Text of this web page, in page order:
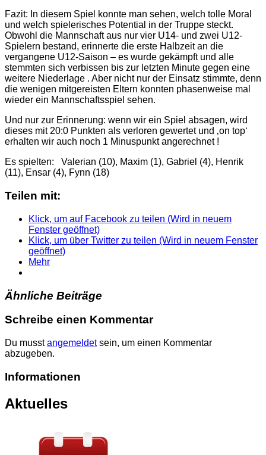
Fazit: In diesem Spiel konnte man sehen, welch tolle Moral
und welch spielerisches Potential in der Truppe steckt.
Obwohl die Mannschaft aus nur vier U14- und zwei U12-
Spielern bestand, erinnerte die erste Halbzeit an die
vergangene U12-Saison – es wurde gekämpft und alle
stemmten sich verbissen bis zur letzten Minute gegen eine
weitere Niederlage . Aber nicht nur der Einsatz stimmte, denn
die wenigen mitgereisten Eltern konnten phasenweise mal
wieder ein Mannschaftsspiel sehen.
Und nur zur Erinnerung: wenn wir ein Spiel absagen, wird
dieses mit 20:0 Punkten als verloren gewertet und ‚on top‘
erhalten wir auch noch 1 Minuspunkt angerechnet !
Es spielten: Valerian (10), Maxim (1), Gabriel (4), Henrik
(11), Ensar (4), Fynn (18)
Teilen mit:
Klick, um auf Facebook zu teilen (Wird in neuem
Fenster geöffnet)
Klick, um über Twitter zu teilen (Wird in neuem Fenster
geöffnet)
Mehr
Ähnliche Beiträge
Schreibe einen Kommentar
Du musstangemeldetsein, um einen Kommentar
abzugeben.
Informationen
Aktuelles